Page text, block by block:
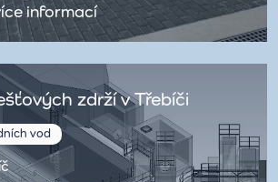
informací
zdrží v Třebíči
vod